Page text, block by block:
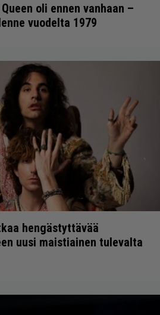
oli ennen vanhaan –
vuodelta 1979
hengästyttävää
uusi maistiainen tulevalta